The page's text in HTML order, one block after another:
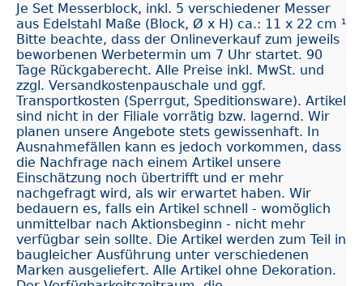
Je Set Messerblock, inkl. 5 verschiedener Messer
aus Edelstahl Maße (Block, Ø x H) ca.: 11 x 22 cm ¹
Bitte beachte, dass der Onlineverkauf zum jeweils
beworbenen Werbetermin um 7 Uhr startet. 90
Tage Rückgaberecht. Alle Preise inkl. MwSt. und
zzgl. Versandkostenpauschale und ggf.
Transportkosten (Sperrgut, Speditionsware). Artikel
sind nicht in der Filiale vorrätig bzw. lagernd. Wir
planen unsere Angebote stets gewissenhaft. In
Ausnahmefällen kann es jedoch vorkommen, dass
die Nachfrage nach einem Artikel unsere
Einschätzung noch übertrifft und er mehr
nachgefragt wird, als wir erwartet haben. Wir
bedauern es, falls ein Artikel schnell - womöglich
unmittelbar nach Aktionsbeginn - nicht mehr
verfügbar sein sollte. Die Artikel werden zum Teil in
baugleicher Ausführung unter verschiedenen
Marken ausgeliefert. Alle Artikel ohne Dekoration.